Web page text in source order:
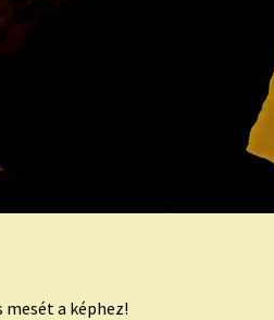
a képhez!